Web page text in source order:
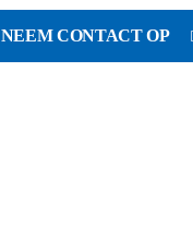
NEEM CONTACT OP